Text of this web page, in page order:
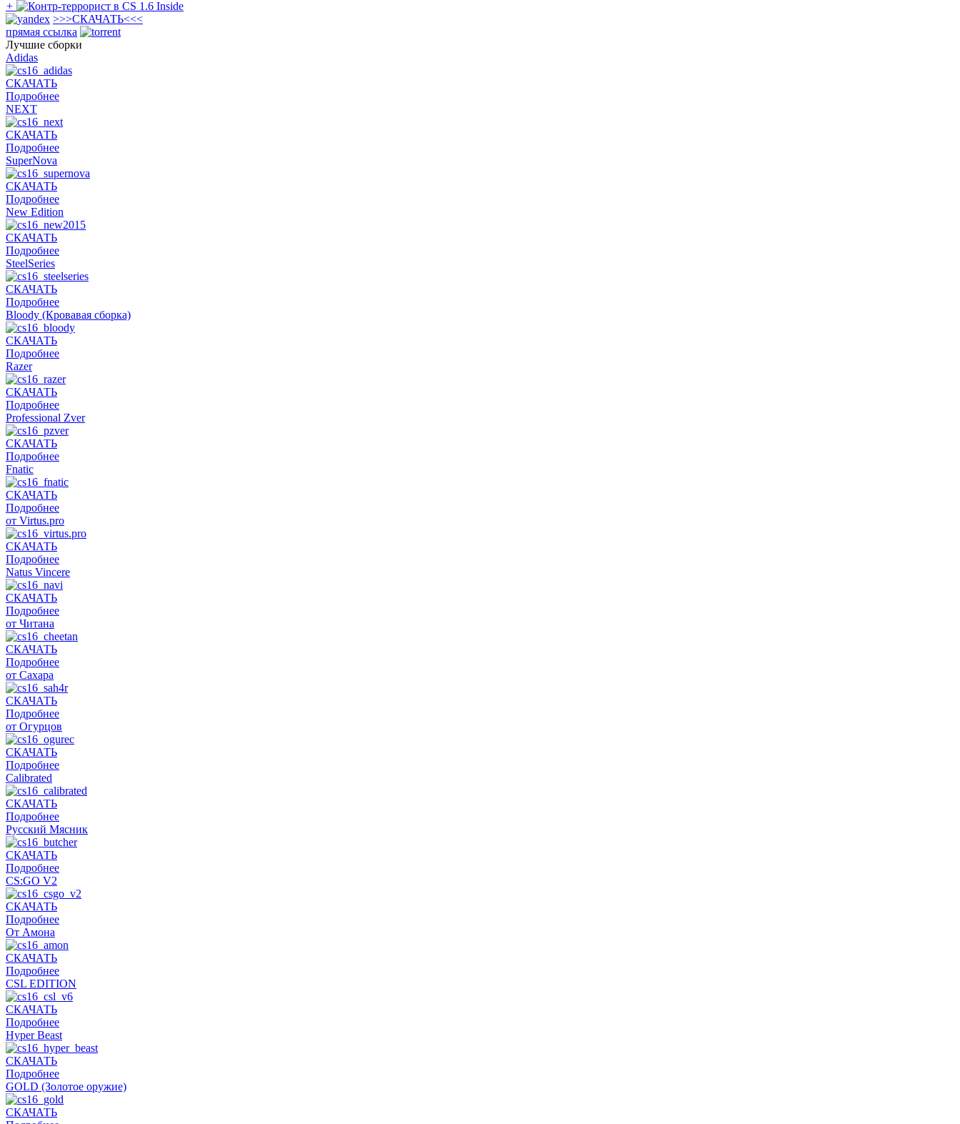
+
>>>СКАЧАТЬ<<<
прямая ссылка
Лучшие сборки
Adidas
СКАЧАТЬ
Подробнее
NEXT
СКАЧАТЬ
Подробнее
SuperNova
СКАЧАТЬ
Подробнее
New Edition
СКАЧАТЬ
Подробнее
SteelSeries
СКАЧАТЬ
Подробнее
Bloody (Кровавая сборка)
СКАЧАТЬ
Подробнее
Razer
СКАЧАТЬ
Подробнее
Professional Zver
СКАЧАТЬ
Подробнее
Fnatic
СКАЧАТЬ
Подробнее
от Virtus.pro
СКАЧАТЬ
Подробнее
Natus Vincere
СКАЧАТЬ
Подробнее
от Читана
СКАЧАТЬ
Подробнее
от Сахара
СКАЧАТЬ
Подробнее
от Огурцов
СКАЧАТЬ
Подробнее
Calibrated
СКАЧАТЬ
Подробнее
Русский Мясник
СКАЧАТЬ
Подробнее
CS:GO V2
СКАЧАТЬ
Подробнее
От Амона
СКАЧАТЬ
Подробнее
CSL EDITION
СКАЧАТЬ
Подробнее
Hyper Beast
СКАЧАТЬ
Подробнее
GOLD (Золотое оружие)
СКАЧАТЬ